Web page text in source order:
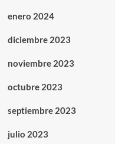
enero 2024
diciembre 2023
noviembre 2023
octubre 2023
septiembre 2023
julio 2023